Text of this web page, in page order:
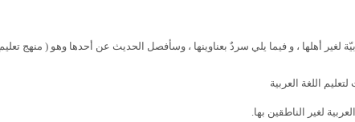
أهلها ، و فيما يلي سردٌ بعناوينها ، وسأفصل الحديث عن أحدها وهو ( منهج تعليم
اللغة العربية
لغير الناطقين بها.